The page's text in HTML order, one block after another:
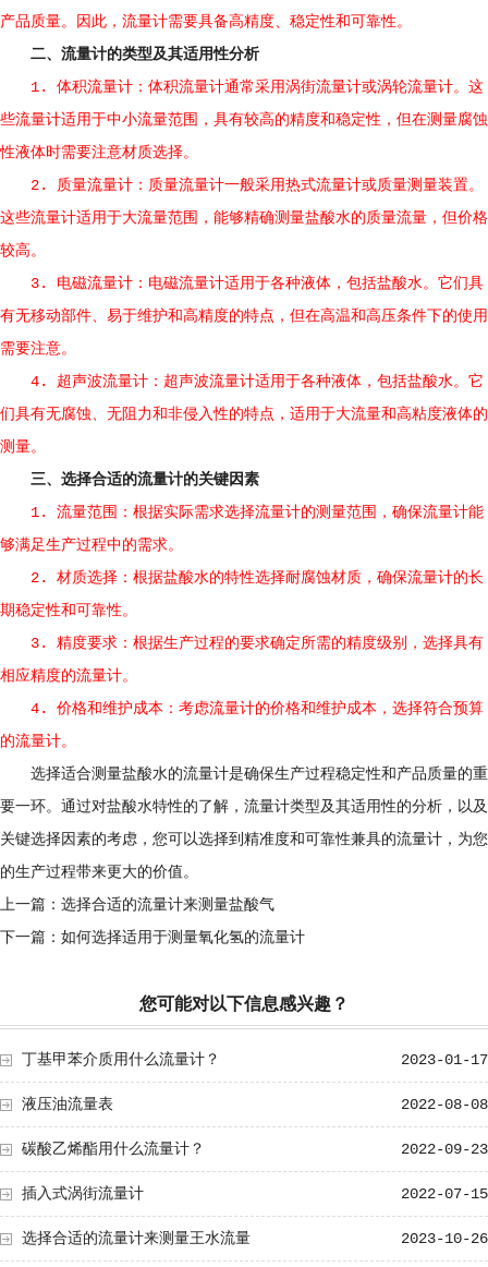
产品质量。因此，流量计需要具备高精度、稳定性和可靠性。
二、流量计的类型及其适用性分析
1. 体积流量计：体积流量计通常采用涡街流量计或涡轮流量计。这
些流量计适用于中小流量范围，具有较高的精度和稳定性，但在测量腐蚀
性液体时需要注意材质选择。
2. 质量流量计：质量流量计一般采用热式流量计或质量测量装置。
这些流量计适用于大流量范围，能够精确测量盐酸水的质量流量，但价格
较高。
3. 电磁流量计：电磁流量计适用于各种液体，包括盐酸水。它们具
有无移动部件、易于维护和高精度的特点，但在高温和高压条件下的使用
需要注意。
4. 超声波流量计：超声波流量计适用于各种液体，包括盐酸水。它
们具有无腐蚀、无阻力和非侵入性的特点，适用于大流量和高粘度液体的
测量。
三、选择合适的流量计的关键因素
1. 流量范围：根据实际需求选择流量计的测量范围，确保流量计能
够满足生产过程中的需求。
2. 材质选择：根据盐酸水的特性选择耐腐蚀材质，确保流量计的长
期稳定性和可靠性。
3. 精度要求：根据生产过程的要求确定所需的精度级别，选择具有
相应精度的流量计。
4. 价格和维护成本：考虑流量计的价格和维护成本，选择符合预算
的流量计。
选择适合测量盐酸水的流量计是确保生产过程稳定性和产品质量的重
要一环。通过对盐酸水特性的了解，流量计类型及其适用性的分析，以及
关键选择因素的考虑，您可以选择到精准度和可靠性兼具的流量计，为您
的生产过程带来更大的价值。
上一篇： 选择合适的流量计来测量盐酸气
下一篇： 如何选择适用于测量氧化氢的流量计
您可能对以下信息感兴趣？
2023-01-17
丁基甲苯介质用什么流量计？
2022-08-08
液压油流量表
2022-09-23
碳酸乙烯酯用什么流量计？
2022-07-15
插入式涡街流量计
2023-10-26
选择合适的流量计来测量王水流量